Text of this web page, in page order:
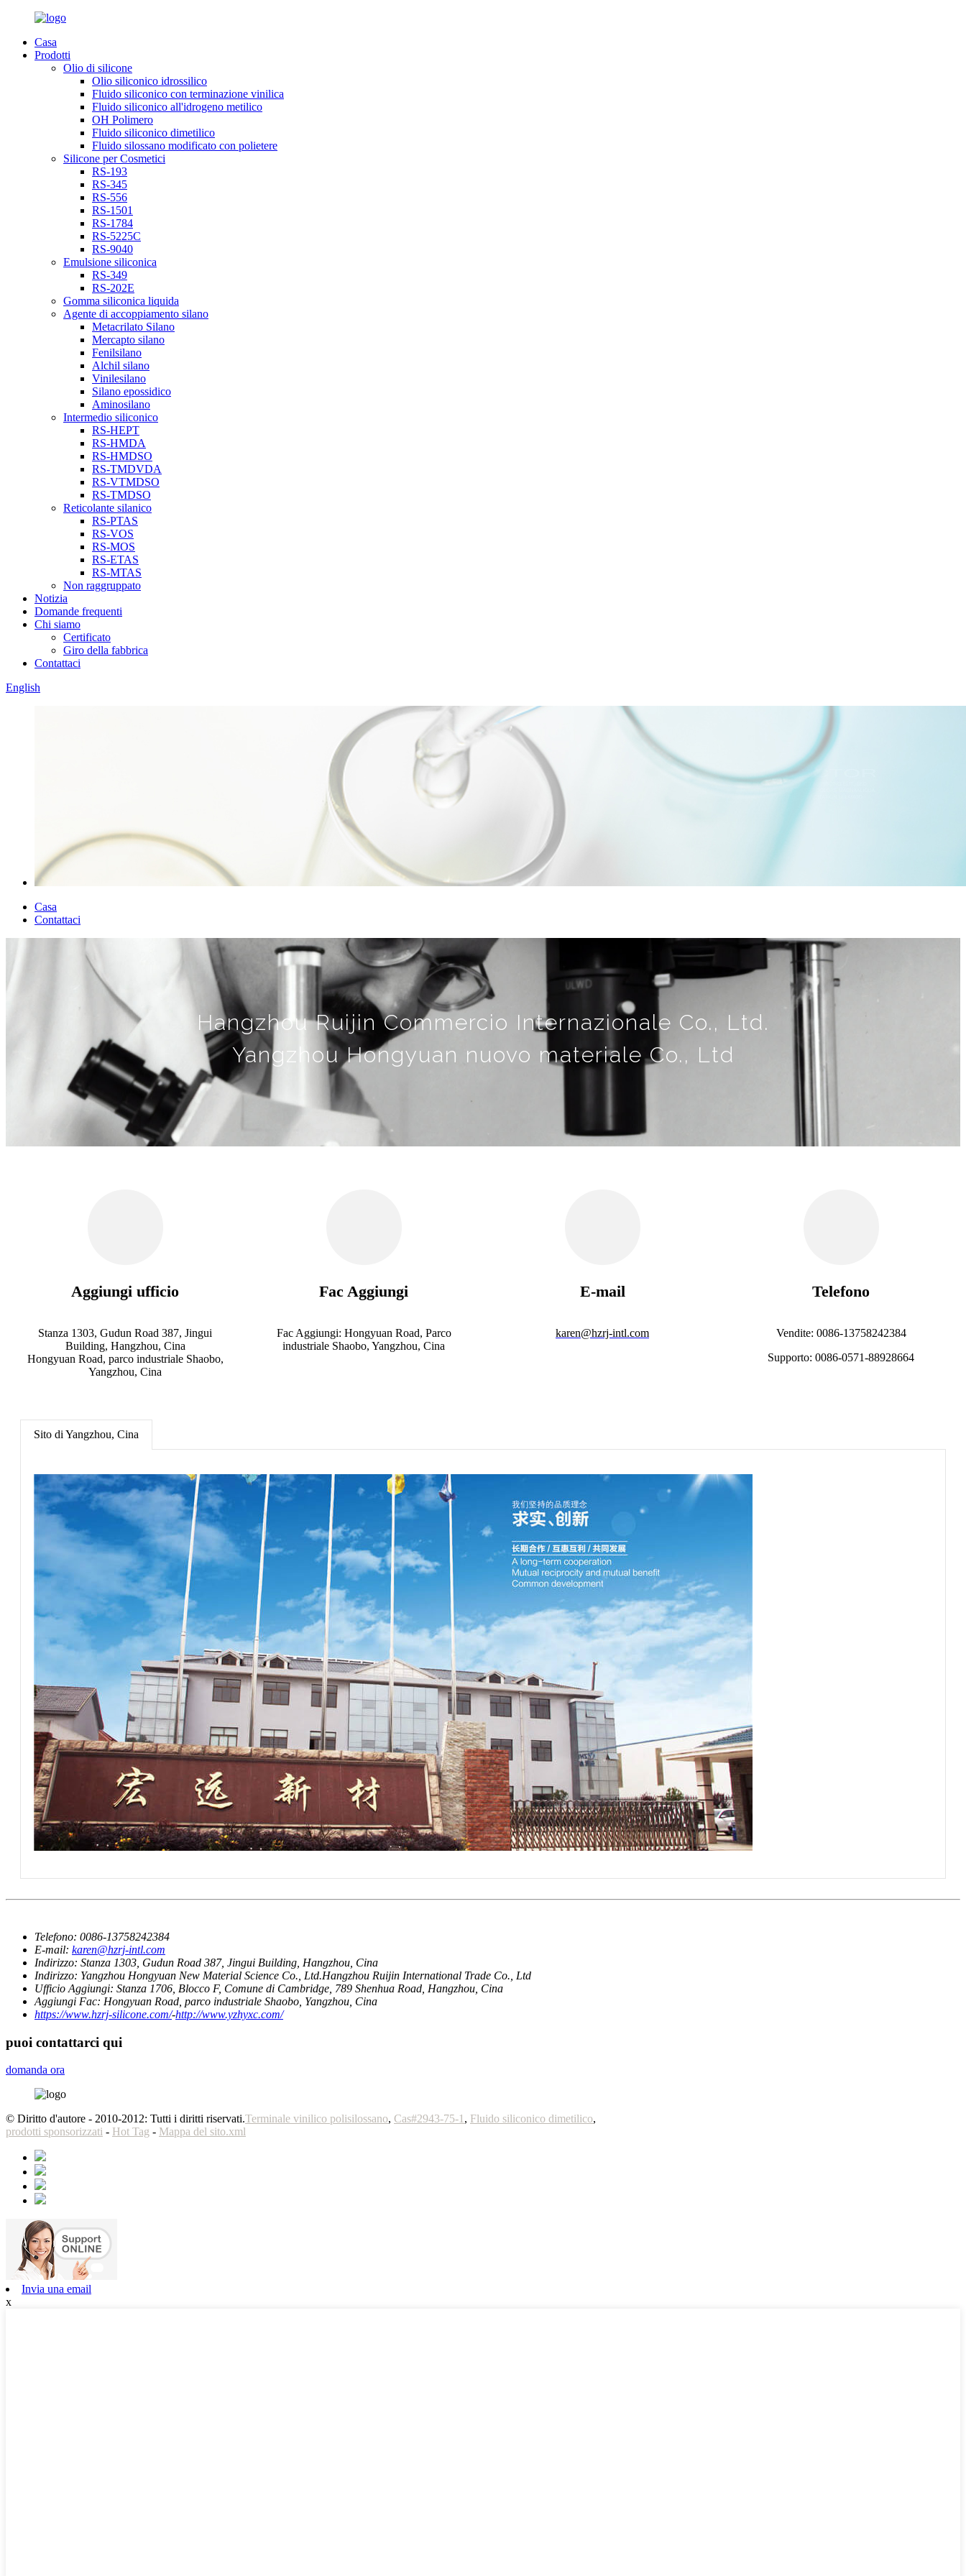
Casa
Prodotti
Olio di silicone
Olio siliconico idrossilico
Fluido siliconico con terminazione vinilica
Fluido siliconico all'idrogeno metilico
OH Polimero
Fluido siliconico dimetilico
Fluido silossano modificato con polietere
Silicone per Cosmetici
RS-193
RS-345
RS-556
RS-1501
RS-1784
RS-5225C
RS-9040
Emulsione siliconica
RS-349
RS-202E
Gomma siliconica liquida
Agente di accoppiamento silano
Metacrilato Silano
Mercapto silano
Fenilsilano
Alchil silano
Vinilesilano
Silano epossidico
Aminosilano
Intermedio siliconico
RS-HEPT
RS-HMDA
RS-HMDSO
RS-TMDVDA
RS-VTMDSO
RS-TMDSO
Reticolante silanico
RS-PTAS
RS-VOS
RS-MOS
RS-ETAS
RS-MTAS
Non raggruppato
Notizia
Domande frequenti
Chi siamo
Certificato
Giro della fabbrica
Contattaci
English
Casa
Contattaci
Hangzhou Ruijin Commercio Internazionale Co., Ltd.
Yangzhou Hongyuan nuovo materiale Co., Ltd
Aggiungi ufficio
Stanza 1303, Gudun Road 387, Jingui
Building, Hangzhou, Cina
Hongyuan Road, parco industriale Shaobo,
Yangzhou, Cina
Fac Aggiungi
Fac Aggiungi: Hongyuan Road, Parco
industriale Shaobo, Yangzhou, Cina
E-mail
karen@hzrj-intl.com
Telefono
Vendite: 0086-13758242384
Supporto: 0086-0571-88928664
Sito di Yangzhou, Cina
Telefono: 0086-13758242384
E-mail: karen@hzrj-intl.com
Indirizzo: Stanza 1303, Gudun Road 387, Jingui Building, Hangzhou, Cina
Indirizzo: Yangzhou Hongyuan New Material Science Co., Ltd.Hangzhou Ruijin International Trade Co., Ltd
Ufficio Aggiungi: Stanza 1706, Blocco F, Comune di Cambridge, 789 Shenhua Road, Hangzhou, Cina
Aggiungi Fac: Hongyuan Road, parco industriale Shaobo, Yangzhou, Cina
https://www.hzrj-silicone.com/-http://www.yzhyxc.com/
puoi contattarci qui
domanda ora
© Diritto d'autore - 2010-2012: Tutti i diritti riservati.Terminale vinilico polisilossano, Cas#2943-75-1, Fluido siliconico dimetilico,
prodotti sponsorizzati - Hot Tag - Mappa del sito.xml
Invia una email
x